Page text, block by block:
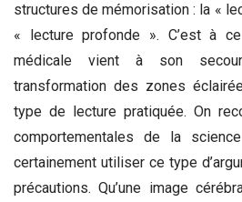
structures de mémorisation : la «
« lecture profonde ». C’est à
médicale vient à son
transformation des zones
type de lecture pratiquée. On
comportementales de la
certainement utiliser ce type
précautions. Qu’une image